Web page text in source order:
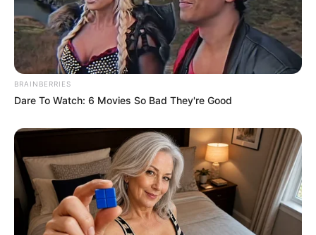
A tragédia először eltűnésként indult. A fiúthétfő
éjszakalátták utoljára, amikor elindult otthonról,
ám többé nem tért haza. Édesanyja azonnal keresni
kezdte, először a környéken próbált nyomára
bukkanni, majd ismerősöknél és barátoknál
BRAINBERRIES
Dare To Watch: 6 Movies So Bad They're Good